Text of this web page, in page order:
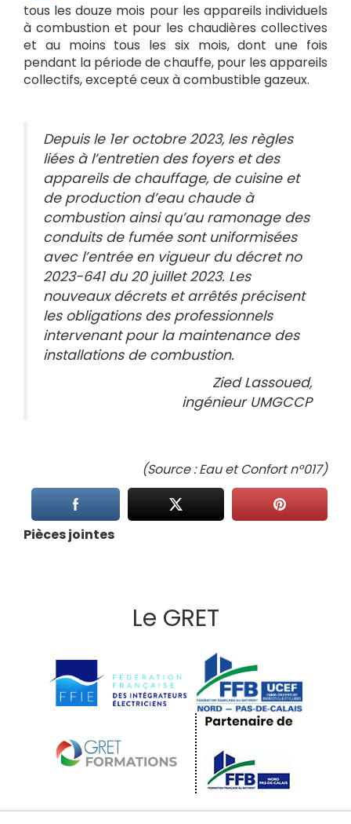
tous les douze mois pour les appareils individuels
à combustion et pour les chaudières collectives
et au moins tous les six mois, dont une fois
pendant la période de chauffe, pour les appareils
collectifs, excepté ceux à combustible gazeux.
Depuis le 1er octobre 2023, les règles
liées à l’entretien des foyers et des
appareils de chauffage, de cuisine et
de production d’eau chaude à
combustion ainsi qu’au ramonage des
conduits de fumée sont uniformisées
avec l’entrée en vigueur du décret no
2023-641 du 20 juillet 2023. Les
nouveaux décrets et arrêtés précisent
les obligations des professionnels
intervenant pour la maintenance des
installations de combustion.
Zied Lassoued,
ingénieur UMGCCP
(Source : Eau et Confort n°017)
Pièces jointes
Le GRET